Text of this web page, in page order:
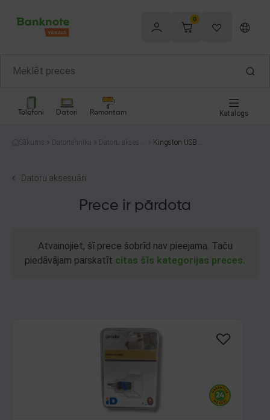
0
Telefoni Datori Remontam Katalogs
Sākums Datortehnika
Datoru aksesu
Kingston USB Fl
Datoru aksesuāri
Prece ir pārdota
Atvainojiet, šī prece šobrīd nav pieejama. Taču
piedāvājam parskatīt citas šīs kategorijas preces.